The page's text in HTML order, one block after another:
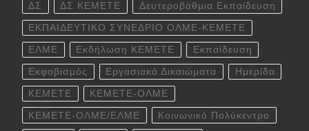
ΔΣ ΔΣ ΚΕΜΕΤΕ Δευτεροβάθμια Εκπαίδευση
ΕΚΠΑΙΔΕΥΤΙΚΟ ΣΥΝΕΔΡΙΟ ΟΛΜΕ-ΚΕΜΕΤΕ
ΕΛΜΕ Εκδήλωση ΚΕΜΕΤΕ Εκπαίδευση
Εκφοβισμός Εργασιακά Δικαιώματα Ημερίδα
ΚΕΜΕΤΕ ΚΕΜΕΤΕ-ΟΛΜΕ
ΚΕΜΕΤΕ-ΟΛΜΕ/ΕΛΜΕ Κοινωνικό Πολύκεντρο